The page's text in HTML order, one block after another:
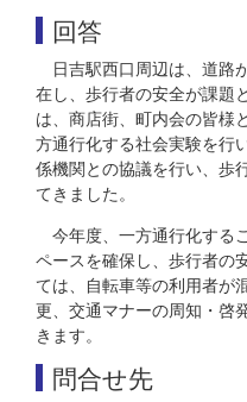
回答
日吉駅西口周辺は、道路
在し、歩行者の安全が課題
は、商店街、町内会の皆様
方通行化する社会実験を行
係機関との協議を行い、歩
てきました。
今年度、一方通行化する
ペースを確保し、歩行者の
ては、自転車等の利用者が
更、交通マナーの周知・啓
きます。
問合せ先